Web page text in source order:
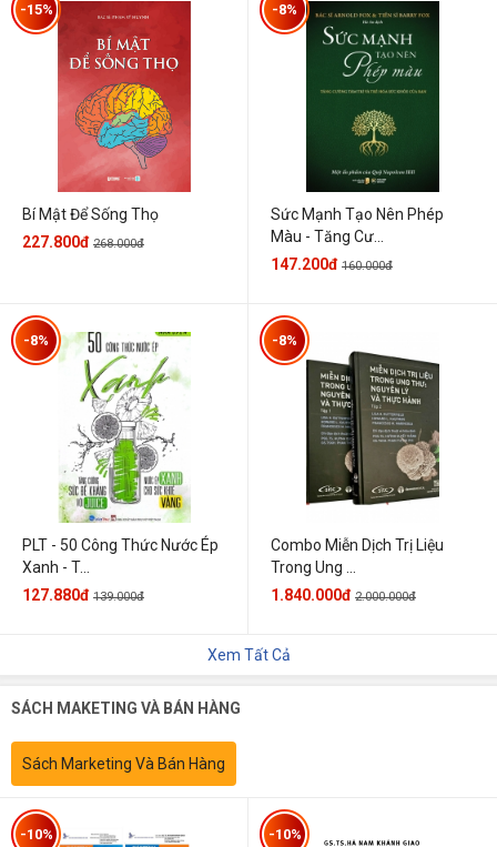
Bí Mật Để Sống Thọ
-15%
227.800đ 268.000đ
Sức Mạnh Tạo Nên Phép
Màu - Tăng Cư...
-8%
147.200đ 160.000đ
PLT - 50 Công Thức Nước Ép
Xanh - T...
-8%
127.880đ 139.000đ
Combo Miễn Dịch Trị Liệu
Trong Ung ...
-8%
1.840.000đ 2.000.000đ
Xem Tất Cả
SÁCH MAKETING VÀ BÁN HÀNG
Sách Marketing Và Bán Hàng
-10% -10%